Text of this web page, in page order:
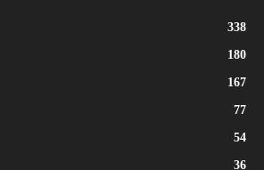
338
180
167
77
54
36